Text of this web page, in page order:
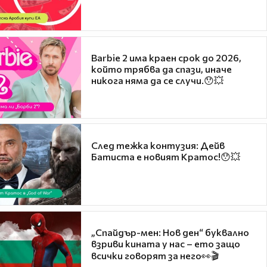
Barbie 2 има краен срок до 2026,
който трябва да спази, иначе
никога няма да се случи.😯💥
След тежка контузия: Дейв
Батиста е новият Кратос!😯💥
„Спайдър-мен: Нов ден“ буквално
взриви кината у нас – ето защо
всички говорят за него👀🎬